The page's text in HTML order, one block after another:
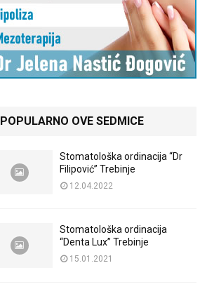
POPULARNO OVE SEDMICE
Stomatološka ordinacija “Dr
Filipović” Trebinje
12.04.2022
Stomatološka ordinacija
“Denta Lux” Trebinje
15.01.2021